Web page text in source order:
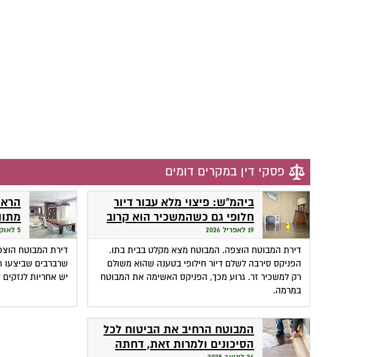
פסקי דין במקרים דומים
ביהמ"ש: פיצוי מלא עבור דיור
חלופי גם כשהמשכיר הוא קרוב
משפחה
19 לאפריל 2026
דירת המבוטח הוצפה. המבוטח מצא מקלט בבית בתו.
הפניקס סירבה לשלם דיור חילופי בטענה שהוא משולם
רק למשכיר זר. גרוע מכך, הפניקס האשימה את המבוטח
במרמה.
5 לאוקטובר 2025
שרברבים שביצעו
יש אחריות
המבוטח הרחיב את הביטוח לכל
הסיכונים ולמרות זאת, דחתה